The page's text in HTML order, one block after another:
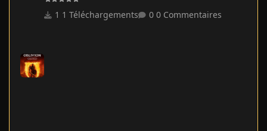
1 Téléchargements 0 Commentaires